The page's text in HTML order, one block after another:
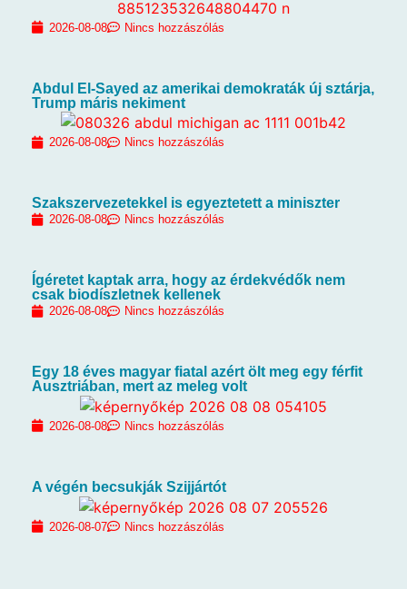
2026-08-08 Nincs hozzászólás
Abdul El-Sayed az amerikai demokraták új sztárja,
Trump máris nekiment
2026-08-08 Nincs hozzászólás
Szakszervezetekkel is egyeztetett a miniszter
2026-08-08 Nincs hozzászólás
Ígéretet kaptak arra, hogy az érdekvédők nem
csak biodíszletnek kellenek
2026-08-08 Nincs hozzászólás
Egy 18 éves magyar fiatal azért ölt meg egy férfit
Ausztriában, mert az meleg volt
2026-08-08 Nincs hozzászólás
A végén becsukják Szijjártót
2026-08-07 Nincs hozzászólás